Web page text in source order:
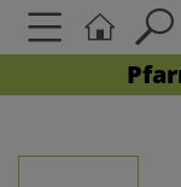
Schriftgröße